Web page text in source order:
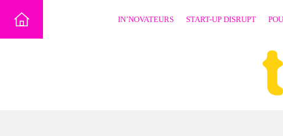
IN’NOVATEURS START-UP DISRUPT